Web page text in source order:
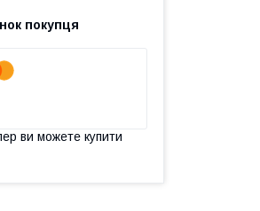
покупця
ви можете купити